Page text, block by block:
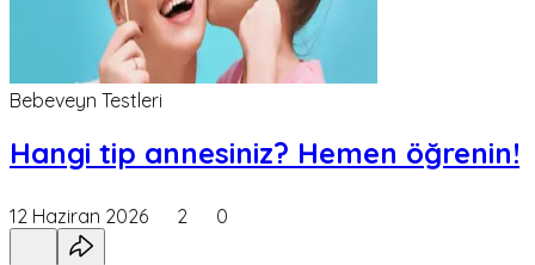
Bebeveyn Testleri
Hangi tip annesiniz? Hemen öğrenin!
12 Haziran 2026 2 0